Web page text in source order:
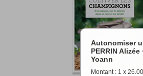
Autonomiser
PERRIN Alizée
Yoann
Montant : 1 x